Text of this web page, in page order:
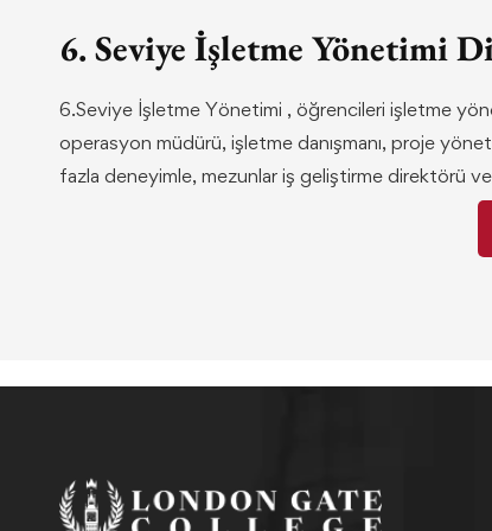
6. Seviye İşletme Yönetimi
6.Seviye İşletme Yönetimi , öğrencileri işletme
operasyon müdürü, işletme danışmanı, proje
fazla deneyimle, mezunlar iş geliştirme direktörü